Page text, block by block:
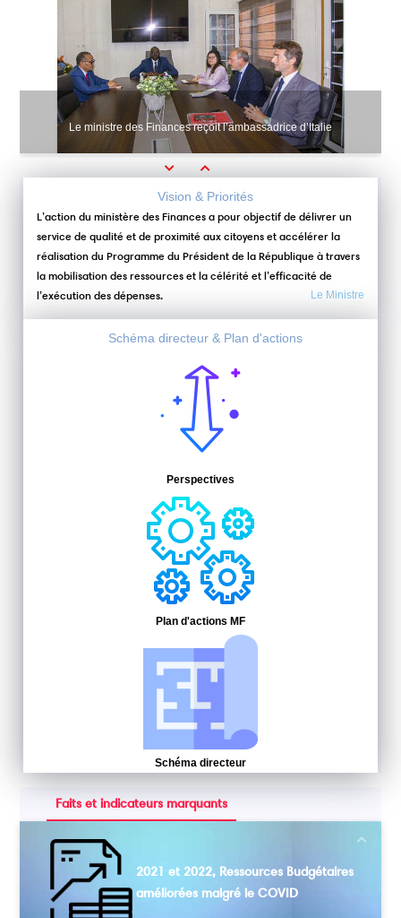
Le ministre des Finances reçoit l’ambassadrice d’Italie
Previous
Vision & Priorités
L’action du ministère des Finances a pour objectif de délivrer un
service de qualité et de proximité aux citoyens et accélérer la
réalisation du Programme du Président de la République à travers
la mobilisation des ressources et la célérité et l’efficacité de
l’exécution des dépenses.
Le Ministre
Schéma directeur & Plan d'actions
Perspectives
Plan d'actions MF
Schéma directeur
Faits et indicateurs marquants
2021 et 2022, Ressources Budgétaires
améliorées malgré le COVID